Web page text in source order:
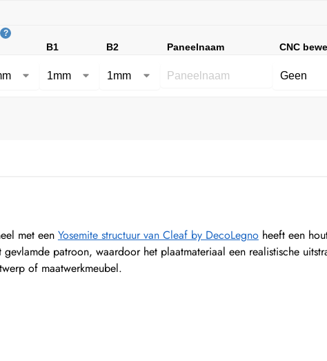
?
B1 B2 Paneelnaam CNC
met een Yosemite structuur van Cleaf by DecoLegnoheeft een
patroon, waardoor het plaatmateriaal een realistische
of maatwerkmeubel.